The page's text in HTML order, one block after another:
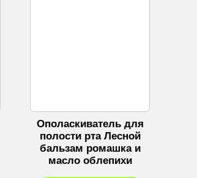
Ополаскиватель для
полости рта Лесной
бальзам ромашка и
масло облепихи